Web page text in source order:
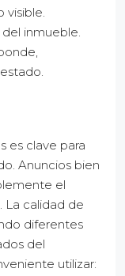
visible.
inmueble.
es clave para
Anuncios bien
el
La calidad de
diferentes
del
utilizar: